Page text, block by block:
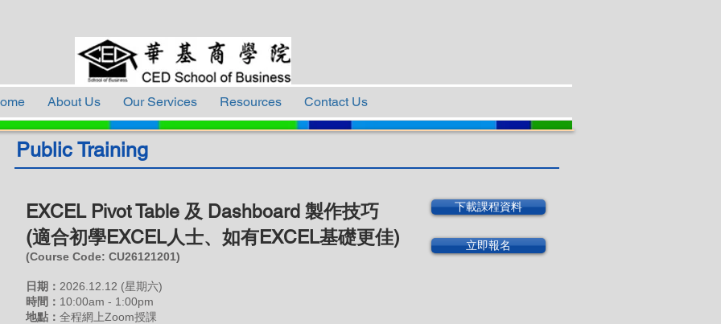
About Us Our Services Resources Contact Us
Public Training
EXCEL Pivot Table 及 Dashboard 製作技巧
(適合初學EXCEL人士、如有EXCEL基礎更佳)
(Course Code: CU26121201)
日期： 2026.12 .12 (星期六)
時間： 10:00am - 1:00pm
地點： 全程網上Zoom授課
下載課程資料
立即報名